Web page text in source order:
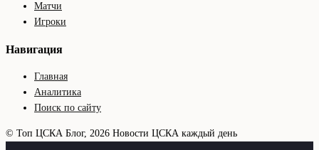
Матчи
Игроки
Навигация
Главная
Аналитика
Поиск по сайту
© Топ ЦСКА Блог, 2026 Новости ЦСКА каждый день